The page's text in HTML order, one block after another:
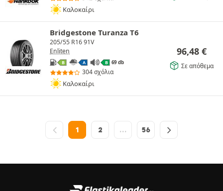
Καλοκαίρι
Bridgestone Turanza T6
205/55 R16 91V
Enliten
B A B 69 db
304 σχόλια
Καλοκαίρι
96,48 €
Σε απόθεμα
1 2 … 56